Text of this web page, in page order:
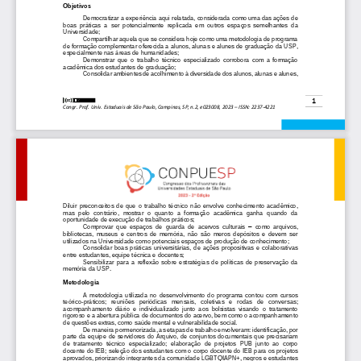
Congr. Prof. Univ. Estaduais de São Paulo, Campinas, SP, n.2, e023008, 2023 –ISSN: 2237-4221
1
Objetivos
Democratizar a experiência aqui relatada, considerada como uma das ações de
boas  práticas  a  ser  potencialmente  replicada  em  outros  espaços  semelhantes  da
Universidade;
Compartilhar aquela que se considera hoje como uma metodologia de programa
de formação complementar oferecida a alunos, alunas e alunes de graduação da USP,
especialmente nas áreas de humanidades;
Demonstrar  que  o  trabalho  técnico  especializado  corrobora  com  a  formação
acadêmica dos estudantes de graduação;
Consolidar ambientes de acolhimento à diversidade dos alunos, alunas e alunes,
Diluir  preconceitos  de  que  o  trabalho  técnico  não  envolve  conhecimento  acadêmico,
mas  pelo  contrário,  mostrar  o  quanto  a  formação  acadêmica  ganha  quando  da
oportunidade de execução de trabalhos práticos;
Comprovar  que  espaços  de  guarda  de  acervos  culturais – como  arquivos,
bibliotecas,  museus  e  centros  de  memória,  não  são  meros  depósitos  e  devem  ser
utilizados na Universidade como potenciais espaços de produção de conhecimento;
Consolidar  boas  práticas  universitárias,  de  ações  propositivas  e  colaborativas
entre estudantes, equipe técnica e docentes;
Sensibilizar  para  a  reflexão  sobre  estratégias  de  políticas  de  preservação  da
memória da USP.
Metodologia
A  metodologia  utilizada  no  desenvolvimento  do  programa  contou  com  cursos
teórico-práticos;   reuniões   periódicas   mensais,   coletivas   e   rodas   de   conversas;
acompanhamento  diário  e  individualizado  junto  aos  bolsistas  visando  o  tratamento
rigoroso e a abertura pública de documentos do acervo, bem como o acompanhamento
de questões extras, como saúde mental e vulnerabilidade social.
De maneira pormenorizada, as etapas de trabalho envolveram: identificação, por
parte da equipe de servidores do Arquivo, de conjuntos documentais que precisariam
de  tratamento  técnico  especializado;  elaboração  de  projetos  PUB  junto  ao  corpo
docente do IEB; seleção dos estudantes com o corpo docente do IEB para os projetos
aprovados, priorizando integrantes da comunidade LGBTQIAPN+, negros e estudantes